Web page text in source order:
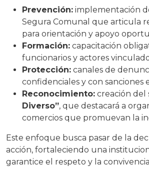
Prevención: implementación
Segura Comunal que articula
para orientación y apoyo
Formación: capacitación
funcionarios y actores
Protección: canales de
confidenciales y con sanciones
Reconocimiento: creación del
Diverso”, que destacará a
comercios que promuevan la
Este enfoque busca pasar de la
acción, fortaleciendo una
garantice el respeto y la